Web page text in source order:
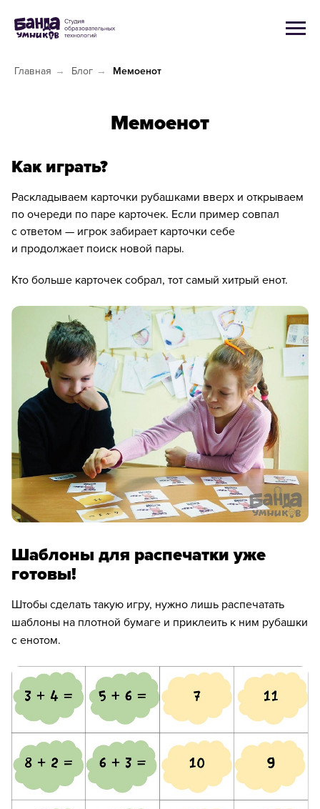
Главная → Блог → Мемоенот
Мемоенот
Как играть?
Раскладываем карточки рубашками вверх и открываем
по очереди по паре карточек. Если пример совпал
с ответом — игрок забирает карточки себе
и продолжает поиск новой пары.
Кто больше карточек собрал, тот самый хитрый енот.
Шаблоны для распечатки уже
готовы!
Штобы сделать такую игру, нужно лишь распечатать
шаблоны на плотной бумаге и приклеить к ним рубашки
с енотом.